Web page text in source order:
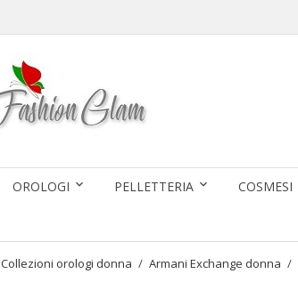
OROLOGI PELLETTERIA COSMESI
Collezioni orologi donna Armani Exchange donna